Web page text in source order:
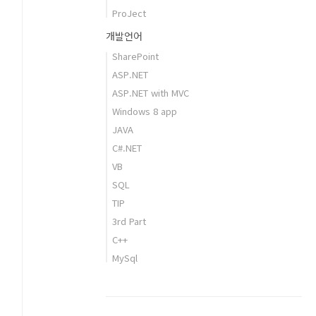
ProJect
개발언어
SharePoint
ASP.NET
ASP.NET with MVC
Windows 8 app
JAVA
C#.NET
VB
SQL
TIP
3rd Part
C++
MySql